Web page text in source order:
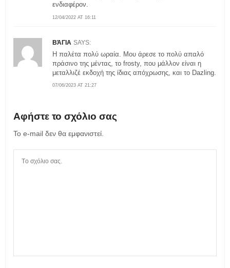
12/04/2022 AT 16:11
ενδιαφέρον.
ΒΆΓΙΑ SAYS:
07/06/2023 AT 21:27
Η παλέτα πολύ ωραία. Μου άρεσε το πολύ απαλό
πράσινο της μέντας, το frosty, που μάλλον είναι η
μεταλλιζέ εκδοχή της ίδιας απόχρωσης, και το Dazling.
Αφήστε το σχόλιο σας
Το e-mail δεν θα εμφανιστεί.